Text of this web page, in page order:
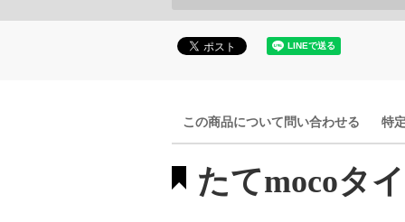
この商品について問い合わせる 特
たてmocoタ